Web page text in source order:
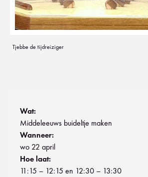
Tjebbe de tijdreiziger
Wat:
Middeleeuws buideltje maken
Wanneer:
wo 22 april
Hoe laat:
11:15 – 12:15 en 12:30 – 13:30